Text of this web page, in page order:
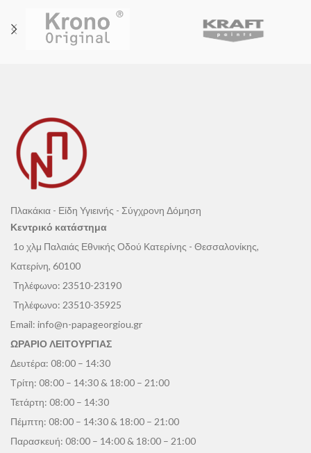
Πλακάκια - Είδη Υγιεινής - Σύγχρονη Δόμηση
Κεντρικό κατάστημα
1ο χλμ Παλαιάς Εθνικής Οδού Κατερίνης - Θεσσαλονίκης,
Κατερίνη, 60100
Τηλέφωνο: 23510-23190
Τηλέφωνο: 23510-35925
Email: info@n-papageorgiou.gr
ΩΡΑΡΙΟ ΛΕΙΤΟΥΡΓΙΑΣ
Δευτέρα: 08:00 – 14:30
Τρίτη: 08:00 – 14:30 & 18:00 – 21:00
Τετάρτη: 08:00 – 14:30
Πέμπτη: 08:00 – 14:30 & 18:00 – 21:00
Παρασκευή: 08:00 – 14:00 & 18:00 – 21:00